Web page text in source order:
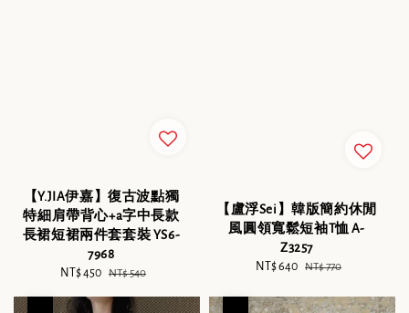
【Y.JIA伊嘉】復古波點獨
特細肩帶背心+a字中長款
長裙短裙兩件套套裝 YS6-
7968
Sale
NT$ 450 Regular
NT$ 540
【盧浮Sei】韓版簡約休閒
風圓領寬鬆短袖T恤 A-
Z3257
Sale
NT$ 640 Regular
NT$ 770